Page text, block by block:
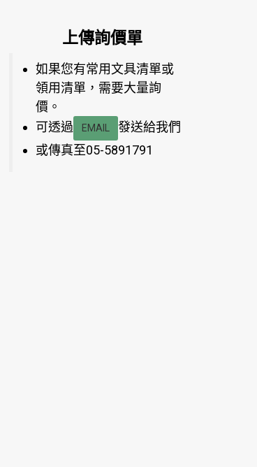
上傳詢價單
如果您有常用文具清單或
領用清單，需要大量詢
價。
可透過
EMAIL
發送給我們
或傳真至05-5891791